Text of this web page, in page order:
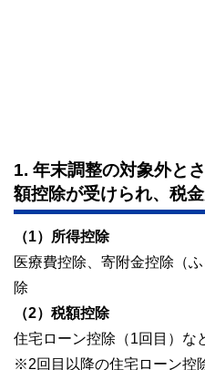
1. 年末調整の対象外と
額控除が受けられ、税金
（1）所得控除
医療費控除、寄附金控除（
除
（2）税額控除
住宅ローン控除（1回目）な
※2回目以降の住宅ローン控